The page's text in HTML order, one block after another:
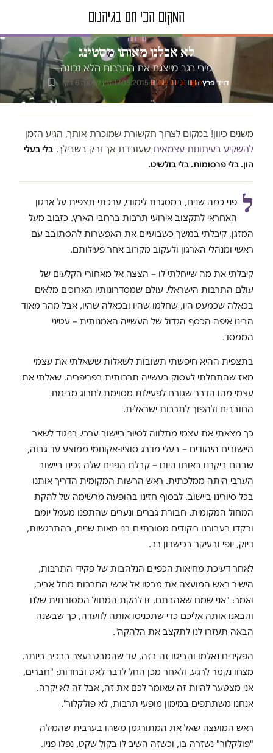
טור דעה
לא אכלנו מאותו מסטינג
מירי רגב מייצגת את התרבות הלא נכונה
דויד פרץ·המקום הכי חם בגיהנום·
17.05.2015
·זמן קריאה 6 דק׳
משנים כיוון! במקום לצרוך תקשורת שמוכרת אותך, הגיע הזמן
להשקיע בעיתונות עצמאית שעובדת אך ורק בשבילך. בלי בעלי
הון. בלי פרסומות. בלי בולשיט.
ל פני כמה שנים, במסגרת לימודי, ערכתי תצפית על ארגון
האחראי לתקצוב אירועי תרבות ברחבי הארץ. כזבוב מעל
המזגן, קיבלתי במשך כשבועיים את האפשרות להסתובב עם
ראשי ומנהלי הארגון ולעקוב מקרוב אחר פעילותם.
קיבלתי את מה שייחלתי לו – הצצה אל מאחורי הקלעים של
עולם התרבות הישראלי. עולם שמסדרונותיו הארוכים מלאים
בכאלה שכמעט היו, שחלמו שהיו ובכאלה שהיו, אבל מהר מאוד
הבינו איפה הכסף הגדול של העשייה האמנותית – עטיני
הממסד.
בתצפית ההיא חיפשתי תשובות לשאלות ששאלתי את עצמי
מאז שהתחלתי לעסוק בעשייה תרבותית בפריפריה. שאלתי את
עצמי מהו הדבר שגורם לפעילות מסוימת לחרוג מבימת
החובבים ולהפוך לתרבות ישראלית.
כך מצאתי את עצמי מתלווה לסיור ביישוב ערבי. בניגוד לשאר
היישובים היהודים – בעלי מדרג סוציו-אקונומי ממוצע עד גבוה,
שבהם ביקרנו באותו היום – קבלת הפנים שלה זכינו ביישוב
הערבי היתה ממלכתית. ראש הרשות המקומית הדריך אותנו
בכל סיורינו ביישוב. לבסוף חזינו בהופעה מרשימה של להקת
המחול המקומית. חבורת גברים ונערים שהתפנו מעמל יומם
ורקדו בעבורנו ריקודים מסורתיים בני מאות שנים, בהתרגשות,
דיוק, יופי ובעיקר בכישרון רב.
לאחר דעיכת מחיאות הכפיים הנלהבות של פקידי התרבות,
הישיר ראש המועצה את מבטו אל אנשי התרבות מתל אביב,
ואמר: "אני שמח שאהבתם, זו להקת המחול המסורתית שלנו
והבאנו אותה אליכם כדי שתכניסו אותה לוועדה, כך שבשנה
הבאה תעזרו לנו לתקצב את הלהקה".
הפקידים נאלמו והביטו זה בזה, עד שהמבט נעצר בבכיר ביותר.
מצחו נקמר לרגע, ולאחר מכן החל לדבר לאט ובחדות: "חברים,
אני מצטער להיות זה שאומר לכם את זה, אבל זה לא יקרה.
אנחנו משתתפים במימון מופעי תרבות, לא פולקלור".
ראש המועצה שאל את המתורגמן משהו בערבית שהמילה
"פולקלור" נשזרה בו, וכשזה השיב לו בקול שקט, נפלו פניו.